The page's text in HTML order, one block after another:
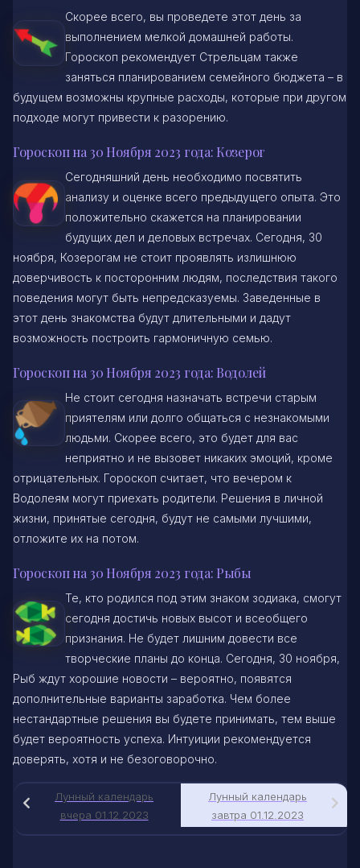
Скорее всего, вы проведете этот день за
выполнением мелкой домашней работы.
Гороскоп рекомендует Стрельцам также
заняться планированием семейного бюджета – в
будущем возможны крупные расходы, которые при другом
подходе могут привести к разорению.
Гороскоп на 30 Ноября 2023 года: Козерог
Сегодняшний день необходимо посвятить
анализу и оценке всего предыдущего опыта. Это
положительно скажется на планировании
будущих дел и деловых встречах. Сегодня, 30
ноября, Козерогам не стоит проявлять излишнюю
доверчивость к посторонним людям, последствия такого
поведения могут быть непредсказуемы. Заведенные в
этот день знакомства будут длительными и дадут
возможность построить гармоничную семью.
Гороскоп на 30 Ноября 2023 года: Водолей
Не стоит сегодня назначать встречи старым
приятелям или долго общаться с незнакомыми
людьми. Скорее всего, это будет для вас
неприятно и не вызовет никаких эмоций, кроме
отрицательных. Гороскоп считает, что вечером к
Водолеям могут приехать родители. Решения в личной
жизни, принятые сегодня, будут не самыми лучшими,
отложите их на потом.
Гороскоп на 30 Ноября 2023 года: Рыбы
Те, кто родился под этим знаком зодиака, смогут
сегодня достичь новых высот и всеобщего
признания. Не будет лишним довести все
творческие планы до конца. Сегодня, 30 ноября,
Рыб ждут хорошие новости – вероятно, появятся
дополнительные варианты заработка. Чем более
нестандартные решения вы будете принимать, тем выше
будет вероятность успеха. Интуиции рекомендуется
доверять, хотя и не безоговорочно.
Лунный календарь
завтра 01.12.2023
Лунный календарь
вчера 01.12.2023